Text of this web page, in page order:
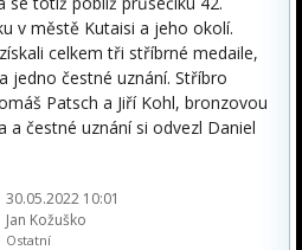
v městě Kutaisi a jeho okolí.
celkem tři stříbrné medaile,
jedno čestné uznání. Stříbro
Patsch a Jiří Kohl, bronzovou
a čestné uznání si odvezl Daniel
30.05.2022 10:01
Jan Kožuško
Ostatní